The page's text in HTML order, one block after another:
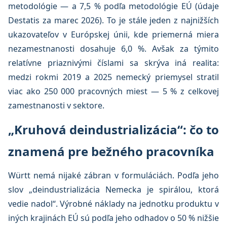
metodológie — a 7,5 % podľa metodológie EÚ (údaje
Destatis za marec 2026). To je stále jeden z najnižších
ukazovateľov v Európskej únii, kde priemerná miera
nezamestnanosti dosahuje 6,0 %. Avšak za týmito
relatívne priaznivými číslami sa skrýva iná realita:
medzi rokmi 2019 a 2025 nemecký priemysel stratil
viac ako 250 000 pracovných miest — 5 % z celkovej
zamestnanosti v sektore.
„Kruhová deindustrializácia“: čo to
znamená pre bežného pracovníka
Württ nemá nijaké zábran v formuláciách. Podľa jeho
slov „deindustrializácia Nemecka je spirálou, ktorá
vedie nadol“. Výrobné náklady na jednotku produktu v
iných krajinách EÚ sú podľa jeho odhadov o 50 % nižšie